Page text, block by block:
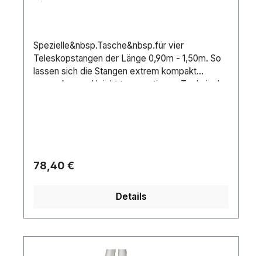
Spezielle&nbsp.Tasche&nbsp.für vier
Teleskopstangen der Länge 0,90m - 1,50m. So
lassen sich die Stangen extrem kompakt
verpacken und leicht transportieren. Technische
Regulärer Preis:
78,40 €
Details